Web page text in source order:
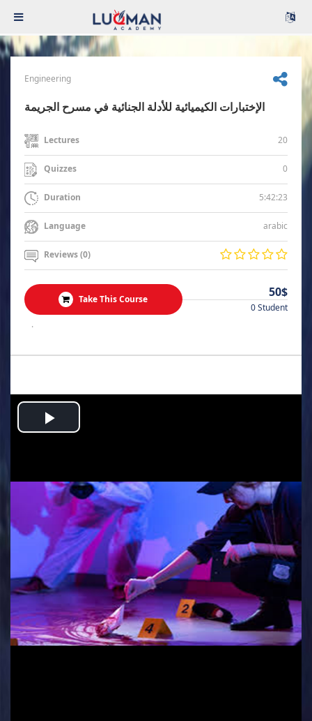
Engineering
الإختبارات الكيميائية للأدلة الجنائية في مسرح الجريمة
Lectures 20
Quizzes 0
Duration 5:42:23
Language arabic
Reviews (0)
Take This Course 50$
0 Student
.
Play